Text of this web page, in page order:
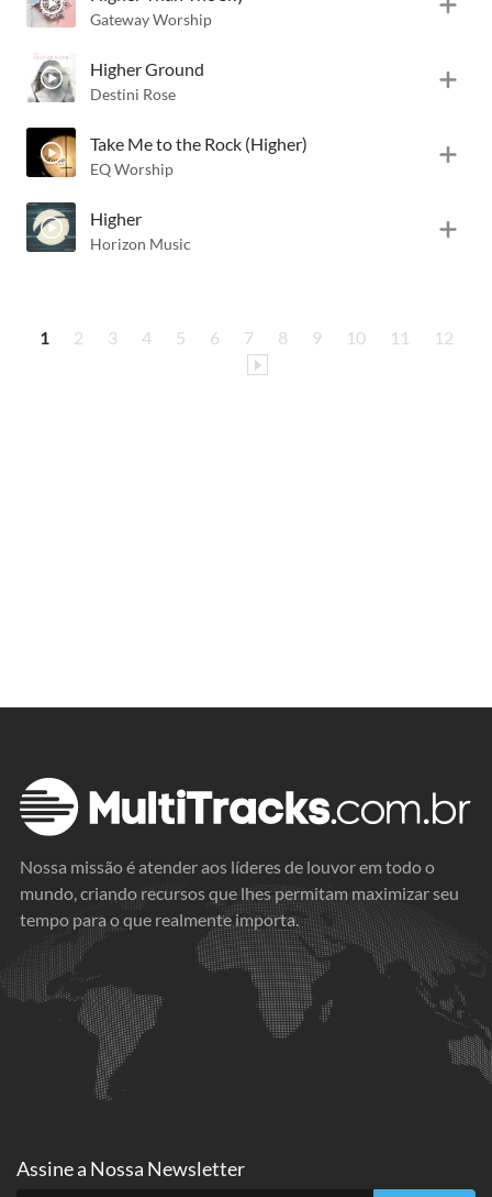
Gateway Worship
Higher Ground
Destini Rose
Take Me to the Rock (Higher)
EQ Worship
Higher
Horizon Music
1 2 3 4 5 6 7 8 9 10 11 12
Nossa missão é atender aos líderes de louvor em todo o
mundo, criando recursos que lhes permitam maximizar seu
tempo para o que realmente importa.
Assine a Nossa Newsletter